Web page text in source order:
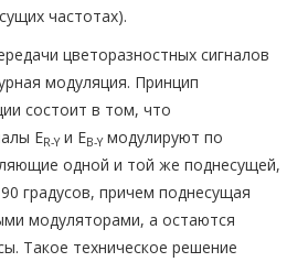
частотах).
цветоразностных сигналов
модуляция. Принцип
состоит в том, что
ER-Yи EB-Yмодулируют по
одной и той же поднесущей,
градусов, причем поднесущая
модуляторами, а остаются
Такое техническое решение